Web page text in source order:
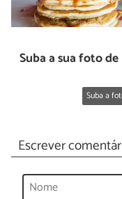
Suba a sua foto de
Suba a
Escrever